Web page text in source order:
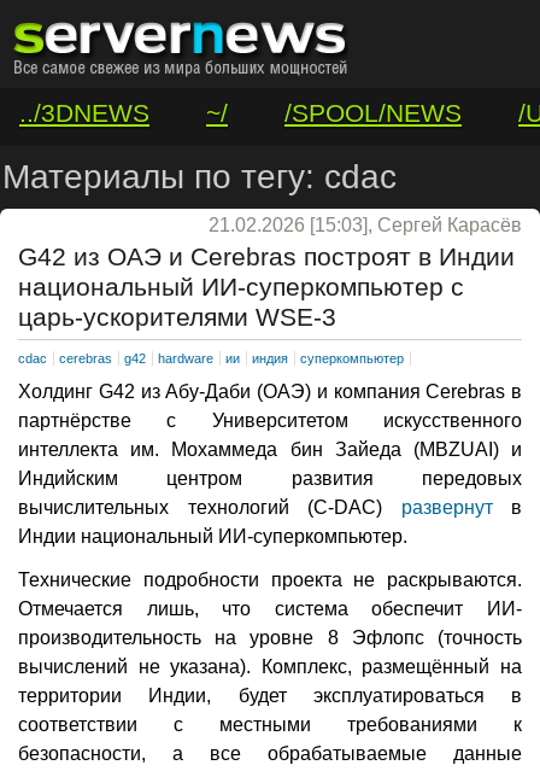
../3DNEWS ~/ /SPOOL/NEWS
/
/VAR/CONTACT
Материалы по тегу: cdac
21.02.2026 [15:03], Сергей Карасёв
G42 из ОАЭ и Cerebras построят в Индии
национальный ИИ-суперкомпьютер с
царь-ускорителями WSE-3
cdac cerebras g42 hardware ии индия суперкомпьютер
Холдинг G42 из Абу-Даби (ОАЭ) и компания Cerebras в
партнёрстве с Университетом искусственного
интеллекта им. Мохаммеда бин Зайеда (MBZUAI) и
Индийским центром развития передовых
вычислительных технологий (C-DAC) развернутв
Индии национальный ИИ-суперкомпьютер.
Технические подробности проекта не раскрываются.
Отмечается лишь, что система обеспечит ИИ-
производительность на уровне 8 Эфлопс (точность
вычислений не указана). Комплекс, размещённый на
территории Индии, будет эксплуатироваться в
соответствии с местными требованиями к
безопасности, а все обрабатываемые данные